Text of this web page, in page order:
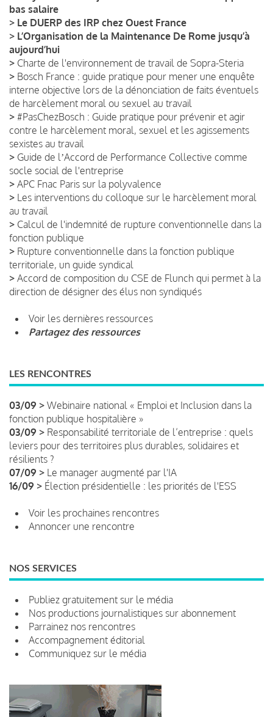
bas salaire
> Le DUERP des IRP chez Ouest France
> L’Organisation de la Maintenance De Rome jusqu’à
aujourd’hui
> Charte de l'environnement de travail de Sopra-Steria
> Bosch France : guide pratique pour mener une enquête
interne objective lors de la dénonciation de faits éventuels
de harcèlement moral ou sexuel au travail
> #PasChezBosch : Guide pratique pour prévenir et agir
contre le harcèlement moral, sexuel et les agissements
sexistes au travail
> Guide de lʼAccord de Performance Collective comme
socle social de l'entreprise
> APC Fnac Paris sur la polyvalence
> Les interventions du colloque sur le harcèlement moral
au travail
> Calcul de l'indemnité de rupture conventionnelle dans la
fonction publique
> Rupture conventionnelle dans la fonction publique
territoriale, un guide syndical
> Accord de composition du CSE de Flunch qui permet à la
direction de désigner des élus non syndiqués
Voir les dernières ressources
Partagez des ressources
LES RENCONTRES
03/09 > Webinaire national « Emploi et Inclusion dans la
fonction publique hospitalière »
03/09 > Responsabilité territoriale de l’entreprise : quels
leviers pour des territoires plus durables, solidaires et
résilients ?
07/09 > Le manager augmenté par l'IA
16/09 > Élection présidentielle : les priorités de l'ESS
Voir les prochaines rencontres
Annoncer une rencontre
NOS SERVICES
Publiez gratuitement sur le média
Nos productions journalistiques sur abonnement
Parrainez nos rencontres
Accompagnement éditorial
Communiquez sur le média